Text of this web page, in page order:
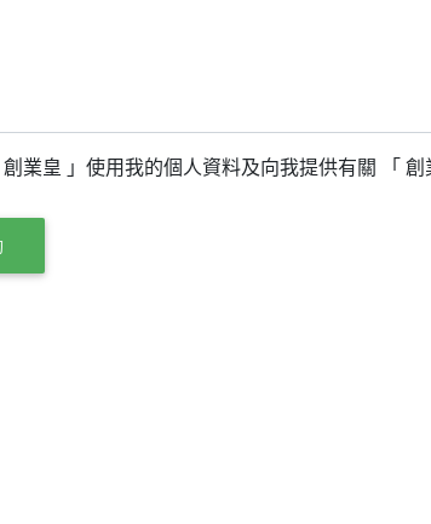
業皇 」使用我的個人資料及向我提供有關 「